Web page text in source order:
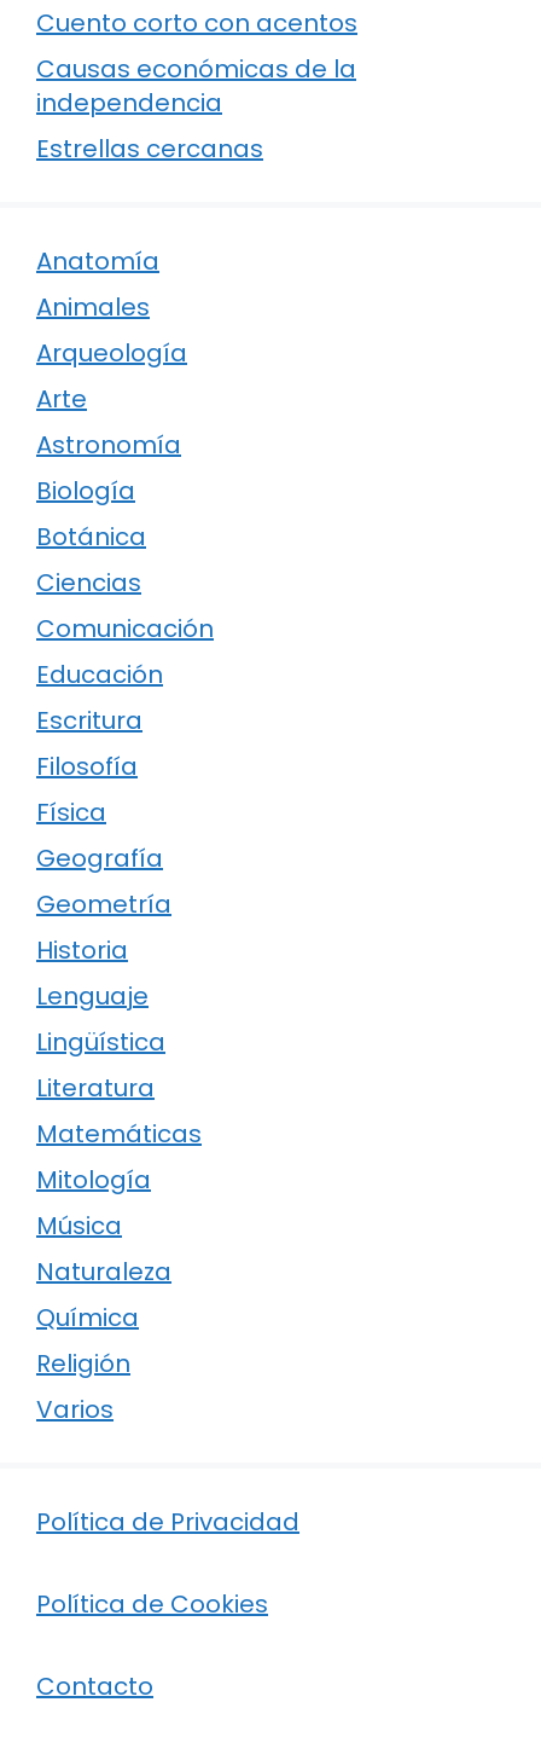
Cuento corto con acentos
Causas económicas de la
independencia
Estrellas cercanas
Anatomía
Animales
Arqueología
Arte
Astronomía
Biología
Botánica
Ciencias
Comunicación
Educación
Escritura
Filosofía
Física
Geografía
Geometría
Historia
Lenguaje
Lingüística
Literatura
Matemáticas
Mitología
Música
Naturaleza
Química
Religión
Varios
Política de Privacidad
Política de Cookies
Contacto